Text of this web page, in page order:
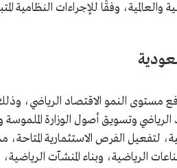
وفقًا للإجراءات النظامية
مستوى النمو الاقتصاد الرياضي،
وتسويق أصول الوزارة الملموسة
لتفعيل الفرص الاستثمارية المتاحة،
الرياضية، وبناء المنشآت الرياضية،